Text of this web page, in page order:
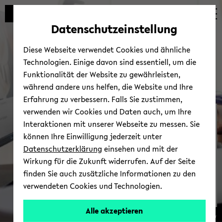
Automatische
vermeiden
zum
wechseln
zum
wechseln
zum
wechseln
COSY@Home-​Lab | Part­
ners
© Uni­ver­si­tät Bie­le­feld/Pa­trick Poll­mei­er
Datenschutzeinstellung
Diese Webseite verwendet Cookies und ähnliche
Technologien. Einige davon sind essentiell, um die
Funktionalität der Website zu gewährleisten,
während andere uns helfen, die Website und Ihre
Erfahrung zu verbessern. Falls Sie zustimmen,
verwenden wir Cookies und Daten auch, um Ihre
Interaktionen mit unserer Webseite zu messen. Sie
können Ihre Einwilligung jederzeit unter
Datenschutzerklärung einsehen und mit der
Wirkung für die Zukunft widerrufen. Auf der Seite
finden Sie auch zusätzliche Informationen zu den
verwendeten Cookies und Technologien.
Alle akzeptieren